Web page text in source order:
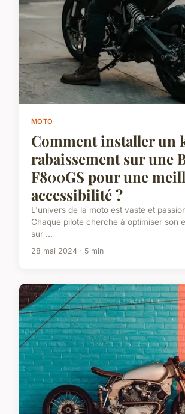
MOTO
Comment installer un
rabaissement sur une
F800GS pour une
accessibilité ?
L'univers de la moto est vaste et
Chaque pilote cherche à optimiser son
sur ...
28 mai 2024 · 5 min